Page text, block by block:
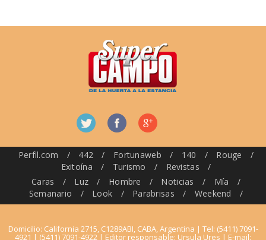
Perfil.com / 442 / Fortunaweb / 140 / Rouge
/
Exitoína
/ Turismo / Revistas
/
Caras
/ Luz / Hombre / Noticias / Mía
/
Semanario
/ Look / Parabrisas / Weekend /
Domicilio: California 2715, C1289ABI, CABA, Argentina | Tel: (5411) 7091-
4921 | (5411) 7091-4922 | Editor responsable: Ursula Ures | E-mail: